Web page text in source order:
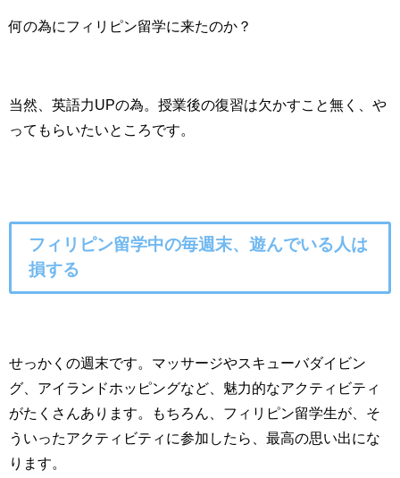
何の為にフィリピン留学に来たのか？
当然、英語力UPの為。授業後の復習は欠かすこと無く、や
ってもらいたいところです。
フィリピン留学中の毎週末、遊んでいる人は
損する
せっかくの週末です。マッサージやスキューバダイビン
グ、アイランドホッピングなど、魅力的なアクティビティ
がたくさんあります。もちろん、フィリピン留学生が、そ
ういったアクティビティに参加したら、最高の思い出にな
ります。